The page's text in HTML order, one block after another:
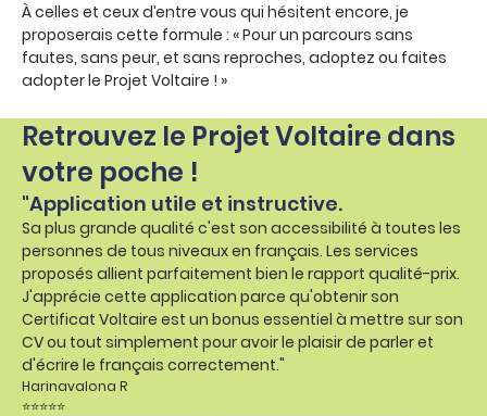
À celles et ceux d’entre vous qui hésitent encore, je
proposerais cette formule : « Pour un parcours sans
fautes, sans peur, et sans reproches, adoptez ou faites
adopter le Projet Voltaire ! »
Retrouvez le Projet Voltaire dans
votre poche !
"Application utile et instructive.
Sa plus grande qualité c'est son accessibilité à toutes les
personnes de tous niveaux en français. Les services
proposés allient parfaitement bien le rapport qualité-prix.
J'apprécie cette application parce qu'obtenir son
Certificat Voltaire est un bonus essentiel à mettre sur son
CV ou tout simplement pour avoir le plaisir de parler et
d'écrire le français correctement."
Harinavalona R
⭐⭐⭐⭐⭐